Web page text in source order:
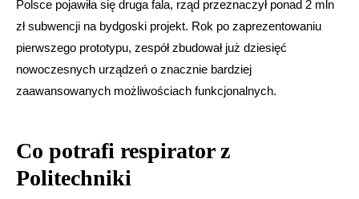
Polsce pojawiła się druga fala, rząd przeznaczył ponad 2 mln
zł subwencji na bydgoski projekt. Rok po zaprezentowaniu
pierwszego prototypu, zespół zbudował już dziesięć
nowoczesnych urządzeń o znacznie bardziej
zaawansowanych możliwościach funkcjonalnych.
Co potrafi respirator z
Politechniki